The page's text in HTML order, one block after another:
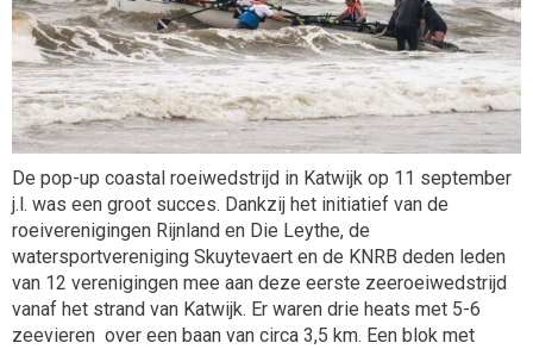
De pop-up coastal roeiwedstrijd in Katwijk op 11 september
j.l. was een groot succes. Dankzij het initiatief van de
roeiverenigingen Rijnland en Die Leythe, de
watersportvereniging Skuytevaert en de KNRB deden leden
van 12 verenigingen mee aan deze eerste zeeroeiwedstrijd
vanaf het strand van Katwijk. Er waren drie heats met 5-6
zeevieren over een baan van circa 3,5 km. Een blok met